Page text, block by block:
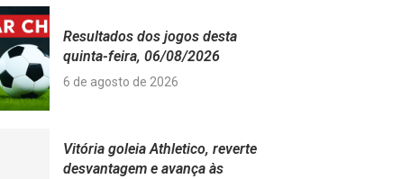
Resultados dos jogos desta
quinta-feira, 06/08/2026
6 de agosto de 2026
Vitória goleia Athletico, reverte
desvantagem e avança às